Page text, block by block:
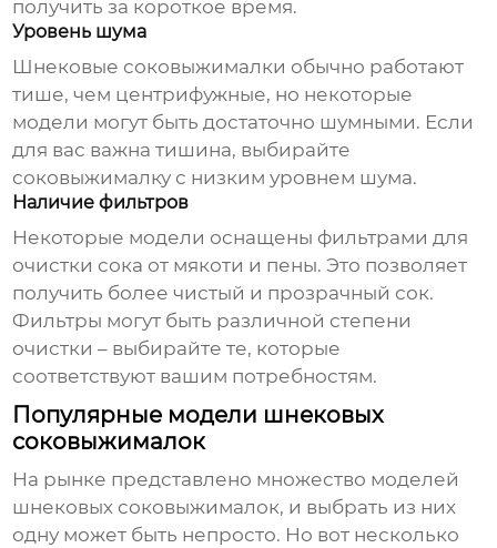
получить за короткое время.
Уровень шума
Шнековые соковыжималки обычно работают
тише, чем центрифужные, но некоторые
модели могут быть достаточно шумными. Если
для вас важна тишина, выбирайте
соковыжималку с низким уровнем шума.
Наличие фильтров
Некоторые модели оснащены фильтрами для
очистки сока от мякоти и пены. Это позволяет
получить более чистый и прозрачный сок.
Фильтры могут быть различной степени
очистки – выбирайте те, которые
соответствуют вашим потребностям.
Популярные модели шнековых
соковыжималок
На рынке представлено множество моделей
шнековых соковыжималок, и выбрать из них
одну может быть непросто. Но вот несколько